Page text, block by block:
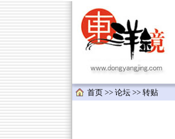
首页 >> 论坛 >> 转贴